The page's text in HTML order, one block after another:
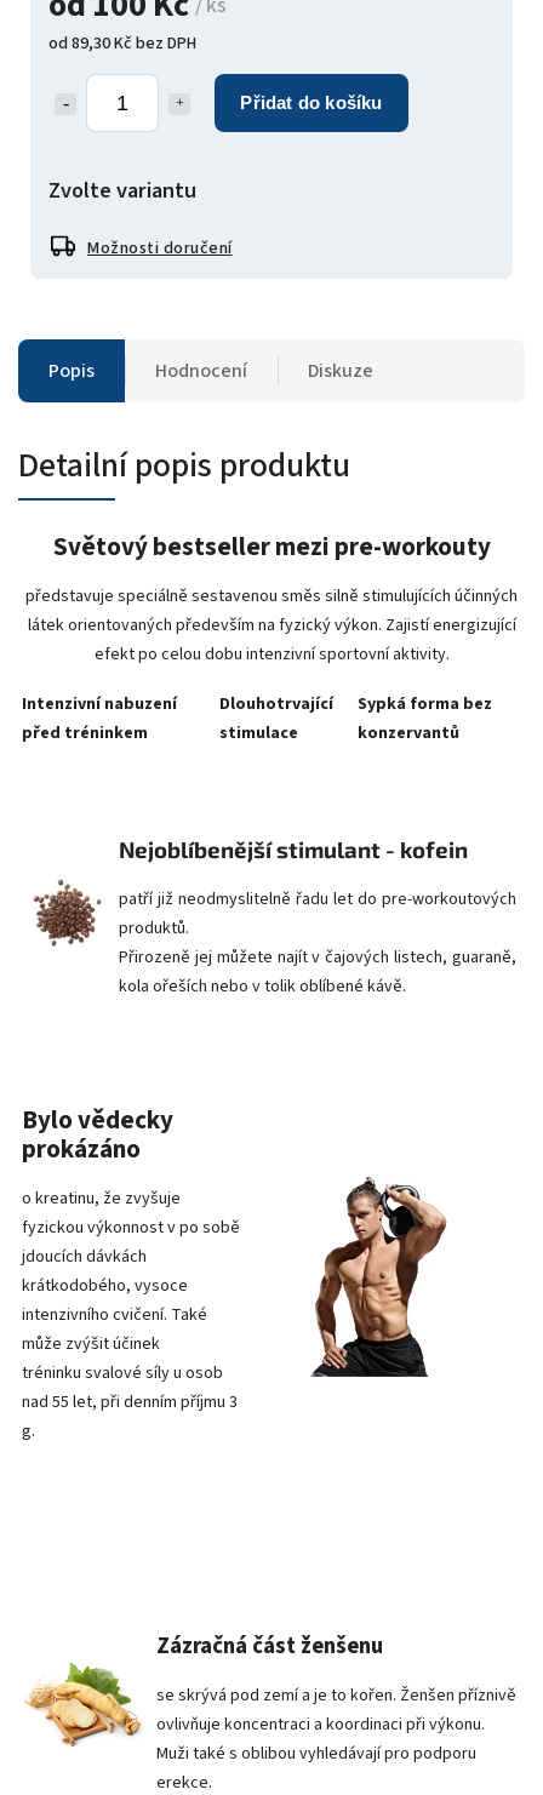
od89,30 Kčbez DPH
Přidat do košíku
Zvolte variantu
Možnosti doručení
Popis Hodnocení Diskuze
Detailní popis produktu
Světový bestseller mezi pre-workouty
představuje speciálně sestavenou směs silně stimulujících účinných
látek orientovaných především na fyzický výkon. Zajistí energizující
efekt po celou dobu intenzivní sportovní aktivity.
Intenzivní nabuzení
před tréninkem
Dlouhotrvající
stimulace
Sypká forma bez
konzervantů
Nejoblíbenější stimulant - kofein
patří již neodmyslitelně řadu let do pre-workoutových
produktů.
Přirozeně jej můžete najít v čajových listech, guaraně,
kola ořeších nebo v tolik oblíbené kávě.
Bylo vědecky
prokázáno
o kreatinu, že zvyšuje
fyzickou výkonnost v po sobě
jdoucích dávkách
krátkodobého, vysoce
intenzivního cvičení. Také
může zvýšit účinek
tréninku svalové síly u osob
nad 55 let, při denním příjmu 3
g.
Zázračná část ženšenu
se skrývá pod zemí a je to kořen. Ženšen příznivě
ovlivňuje koncentraci a koordinaci při výkonu.
Muži také s oblibou vyhledávají pro podporu
erekce.